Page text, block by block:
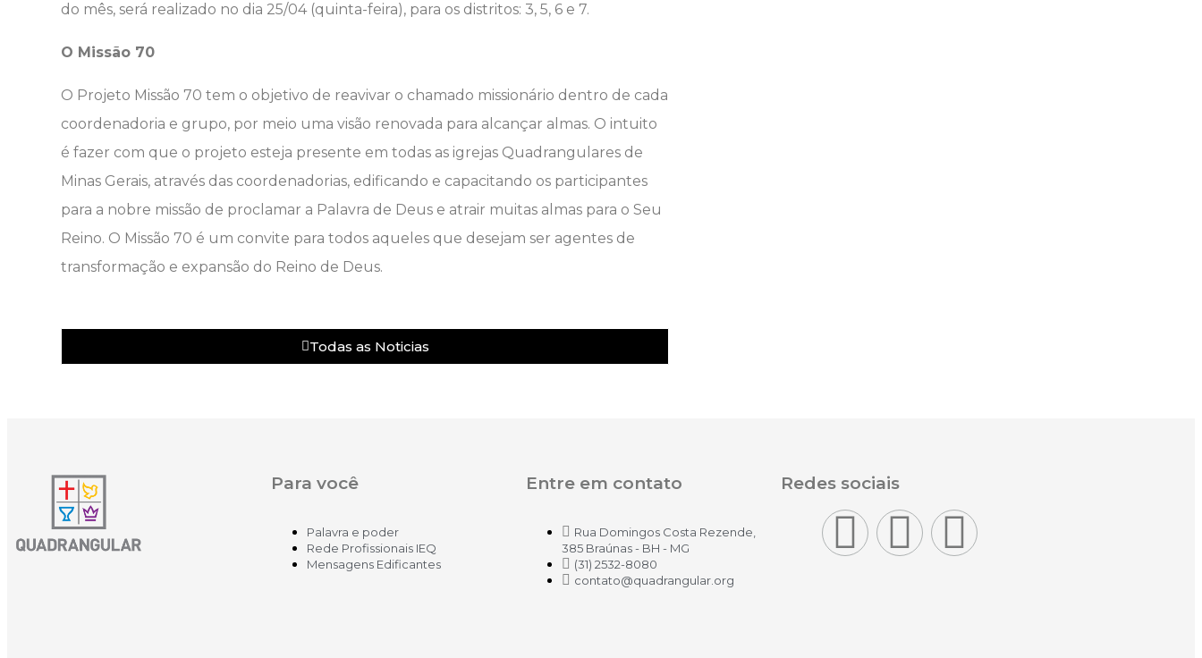
do mês, será realizado no dia 25/04 (quinta-feira), para os distritos: 3, 5, 6 e 7.
O Missão 70
O Projeto Missão 70 tem o objetivo de reavivar o chamado missionário dentro de cada
coordenadoria e grupo, por meio uma visão renovada para alcançar almas. O intuito
é fazer com que o projeto esteja presente em todas as igrejas Quadrangulares de
Minas Gerais, através das coordenadorias, edificando e capacitando os participantes
para a nobre missão de proclamar a Palavra de Deus e atrair muitas almas para o Seu
Reino. O Missão 70 é um convite para todos aqueles que desejam ser agentes de
transformação e expansão do Reino de Deus.
Todas as Noticias
Para você
Palavra e poder
Rede Profissionais IEQ
Mensagens Edificantes
Entre em contato
Rua Domingos Costa Rezende,
385 Braúnas - BH - MG
(31) 2532-8080
contato@quadrangular.org
Redes sociais